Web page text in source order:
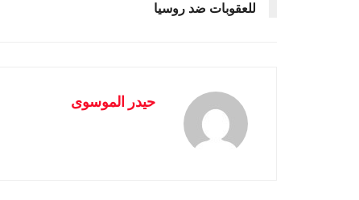
للعقوبات ضد روسيا
حيدر الموسوى